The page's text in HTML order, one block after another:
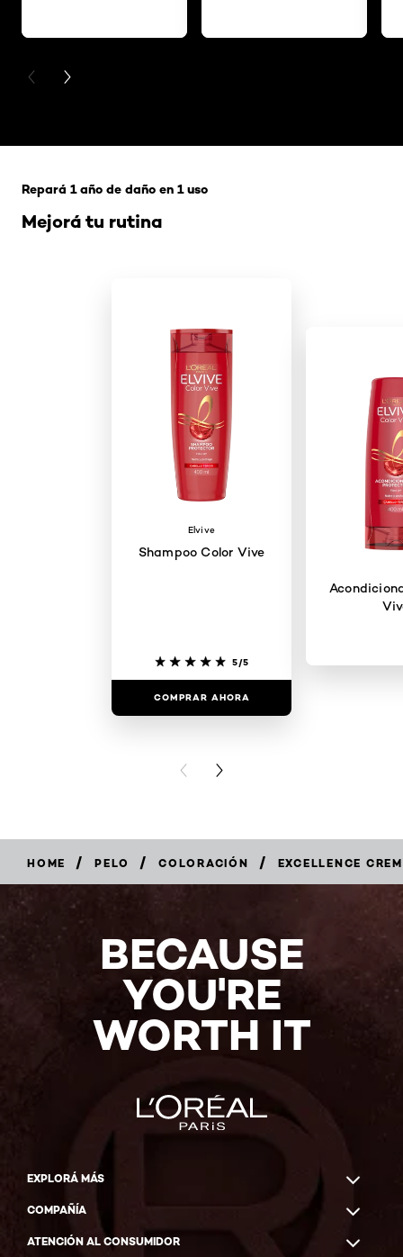
PREVIOUS CARD
NEXT CARD
Mejorá tu rutina
Repará 1 año de daño en 1 uso
Elvive
Shampoo Color Vive
5/5
COMPRAR AHORA
PREVIOUS CARD
NEXT CARD
HOME / PELO / COLORACIÓN / EXCELLENCE
(103
BECAUSE
YOU'RE
WORTH IT
EXPLORÁ MÁS
COMPAÑÍA
ATENCIÓN AL CONSUMIDOR